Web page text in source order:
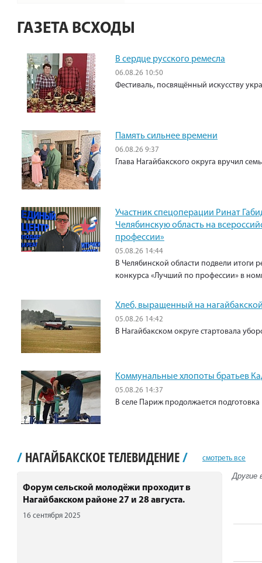
ГАЗЕТА ВСХОДЫ
В сердце русского ремесла
06.08.26 10:50
Фестиваль, посвящённый искусству
Память сильнее времени
06.08.26 9:37
Глава Нагайбакского округа вручил
Участник спецоперации Ринат
Челябинскую область на
профессии»
05.08.26 14:44
В Челябинской области подвели итоги
конкурса «Лучший по профессии» в
Хлеб, выращенный на
05.08.26 14:42
В Нагайбакском округе стартовала
Коммунальные хлопоты братьев
05.08.26 14:37
В селе Париж продолжается подготовка
/ НАГАЙБАКСКОЕ ТЕЛЕВИДЕНИЕ/ смотреть все
Форум сельской молодёжи проходит в
Нагайбакском районе 27 и 28 августа.
16 сентября 2025
Другие